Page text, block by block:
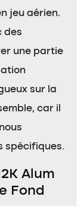
jeu aérien.
des
une partie
sur la
car il
spécifiques.
Alum
Fond